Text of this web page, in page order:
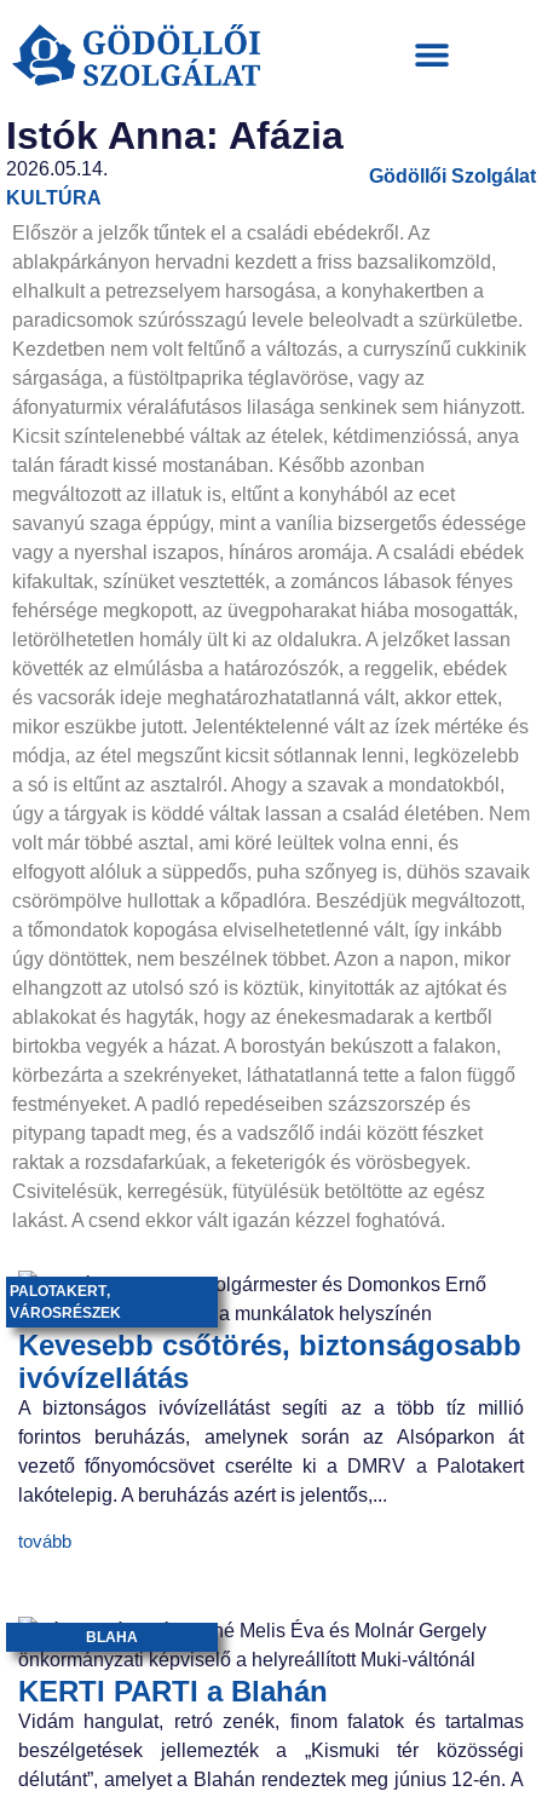
Istók Anna: Afázia
2026.05.14.
KULTÚRA
Gödöllői Szolgálat
Először a jelzők tűntek el a családi ebédekről. Az
ablakpárkányon hervadni kezdett a friss bazsalikomzöld,
elhalkult a petrezselyem harsogása, a konyhakertben a
paradicsomok szúrósszagú levele beleolvadt a szürkületbe.
Kezdetben nem volt feltűnő a változás, a curryszínű cukkinik
sárgasága, a füstöltpaprika téglavöröse, vagy az
áfonyaturmix véraláfutásos lilasága senkinek sem hiányzott.
Kicsit színtelenebbé váltak az ételek, kétdimenzióssá, anya
talán fáradt kissé mostanában. Később azonban
megváltozott az illatuk is, eltűnt a konyhából az ecet
savanyú szaga éppúgy, mint a vanília bizsergetős édessége
vagy a nyershal iszapos, hínáros aromája. A családi ebédek
kifakultak, színüket vesztették, a zománcos lábasok fényes
fehérsége megkopott, az üvegpoharakat hiába mosogatták,
letörölhetetlen homály ült ki az oldalukra. A jelzőket lassan
követték az elmúlásba a határozószók, a reggelik, ebédek
és vacsorák ideje meghatározhatatlanná vált, akkor ettek,
mikor eszükbe jutott. Jelentéktelenné vált az ízek mértéke és
módja, az étel megszűnt kicsit sótlannak lenni, legközelebb
a só is eltűnt az asztalról. Ahogy a szavak a mondatokból,
úgy a tárgyak is köddé váltak lassan a család életében. Nem
volt már többé asztal, ami köré leültek volna enni, és
elfogyott alóluk a süppedős, puha szőnyeg is, dühös szavaik
csörömpölve hullottak a kőpadlóra. Beszédjük megváltozott,
a tőmondatok kopogása elviselhetetlenné vált, így inkább
úgy döntöttek, nem beszélnek többet. Azon a napon, mikor
elhangzott az utolsó szó is köztük, kinyitották az ajtókat és
ablakokat és hagyták, hogy az énekesmadarak a kertből
birtokba vegyék a házat. A borostyán bekúszott a falakon,
körbezárta a szekrényeket, láthatatlanná tette a falon függő
festményeket. A padló repedéseiben százszorszép és
pitypang tapadt meg, és a vadszőlő indái között fészket
raktak a rozsdafarkúak, a feketerigók és vörösbegyek.
Csivitelésük, kerregésük, fütyülésük betöltötte az egész
lakást. A csend ekkor vált igazán kézzel foghatóvá.
Kevesebb csőtörés, biztonságosabb
ivóvízellátás
PALOTAKERT,
VÁROSRÉSZEK
A biztonságos ivóvízellátást segíti az a több tíz millió
forintos beruházás, amelynek során az Alsóparkon át
vezető főnyomócsövet cserélte ki a DMRV a Palotakert
lakótelepig. A beruházás azért is jelentős,...
tovább
KERTI PARTI a Blahán
BLAHA
Vidám hangulat, retró zenék, finom falatok és tartalmas
beszélgetések jellemezték a „Kismuki tér közösségi
délutánt”, amelyet a Blahán rendeztek meg június 12-én. A